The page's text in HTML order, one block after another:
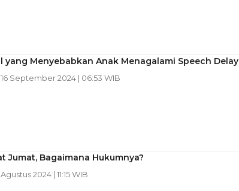
yang Menyebabkan Anak Menagalami Speech Delay
September 2024 | 06:53 WIB
Jumat, Bagaimana Hukumnya?
2024 | 11:15 WIB